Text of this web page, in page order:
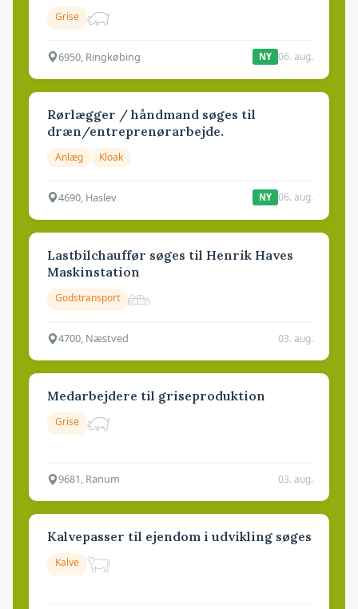
Grise
6950, Ringkøbing NY 06. aug.
Rørlægger / håndmand søges til
dræn/entreprenørarbejde.
Anlæg Kloak
4690, Haslev NY 06. aug.
Lastbilchauffør søges til Henrik Haves
Maskinstation
Godstransport
4700, Næstved 03. aug.
Medarbejdere til griseproduktion
Grise
9681, Ranum 03. aug.
Kalvepasser til ejendom i udvikling søges
Kalve